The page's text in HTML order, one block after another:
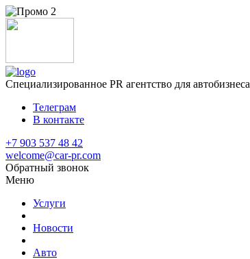
Специализированное PR агентство для автобизнеса
Телеграм
В контакте
+7 903 537 48 42
welcome@car-pr.com
Обратный звонок
Меню
Услуги
Новости
Авто